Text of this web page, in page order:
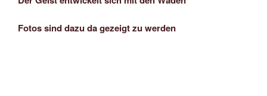
Fotos sind dazu da gezeigt zu werden